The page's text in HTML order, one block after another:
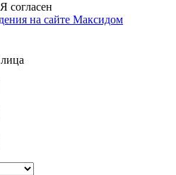
Я согласен
на сайте Максидом